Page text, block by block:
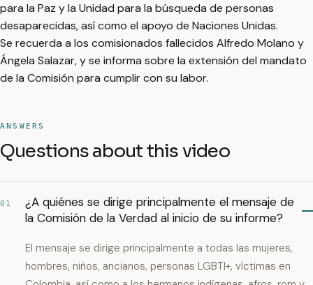
para la Paz y la Unidad para la búsqueda de personas
desaparecidas, así como el apoyo de Naciones Unidas.
Se recuerda a los comisionados fallecidos Alfredo Molano y
Ángela Salazar, y se informa sobre la extensión del mandato
de la Comisión para cumplir con su labor.
ANSWERS
Questions about this video
01
¿A quiénes se dirige principalmente el mensaje de
la Comisión de la Verdad al inicio de su informe?
El mensaje se dirige principalmente a todas las mujeres,
hombres, niños, ancianos, personas LGBTI+, víctimas en